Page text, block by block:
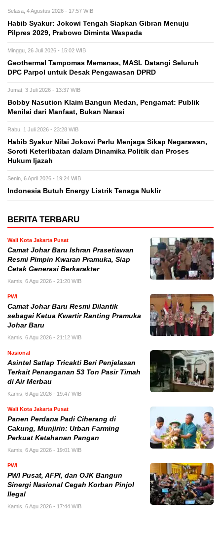
Selasa, 4 Agustus 2026 - 17:57 WIB
Habib Syakur: Jokowi Tengah Siapkan Gibran Menuju
Pilpres 2029, Prabowo Diminta Waspada
Minggu, 26 Juli 2026 - 15:02 WIB
Geothermal Tampomas Memanas, MASL Datangi Seluruh
DPC Parpol untuk Desak Pengawasan DPRD
Jumat, 3 Juli 2026 - 13:37 WIB
Bobby Nasution Klaim Bangun Medan, Pengamat: Publik
Menilai dari Manfaat, Bukan Narasi
Rabu, 1 Juli 2026 - 23:28 WIB
Habib Syakur Nilai Jokowi Perlu Menjaga Sikap Negarawan,
Soroti Keterlibatan dalam Dinamika Politik dan Proses
Hukum Ijazah
Senin, 6 April 2026 - 19:24 WIB
Indonesia Butuh Energy Listrik Tenaga Nuklir
BERITA TERBARU
Wali Kota Jakarta Pusat
Camat Johar Baru Ishran Prasetiawan
Resmi Pimpin Kwaran Pramuka, Siap
Cetak Generasi Berkarakter
Kamis, 6 Agu 2026 - 21:20 WIB
PWI
Camat Johar Baru Resmi Dilantik
sebagai Ketua Kwartir Ranting Pramuka
Johar Baru
Kamis, 6 Agu 2026 - 21:12 WIB
Nasional
Asintel Satlap Tricakti Beri Penjelasan
Terkait Penanganan 53 Ton Pasir Timah
di Air Merbau
Kamis, 6 Agu 2026 - 19:47 WIB
Wali Kota Jakarta Pusat
Panen Perdana Padi Ciherang di
Cakung, Munjirin: Urban Farming
Perkuat Ketahanan Pangan
Kamis, 6 Agu 2026 - 19:01 WIB
PWI
PWI Pusat, AFPI, dan OJK Bangun
Sinergi Nasional Cegah Korban Pinjol
Ilegal
Kamis, 6 Agu 2026 - 17:44 WIB